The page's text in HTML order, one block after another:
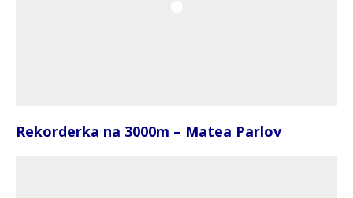
Rekorderka na 3000m – Matea Parlov